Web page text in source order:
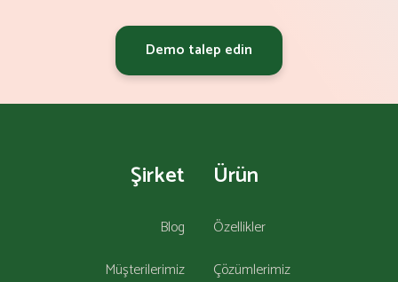
Demo talep edin
Şirket
Blog
Müşterilerimiz
Ürün
Özellikler
Çözümlerimiz